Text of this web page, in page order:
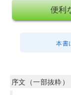
便利
本書
序文（一部抜粋）